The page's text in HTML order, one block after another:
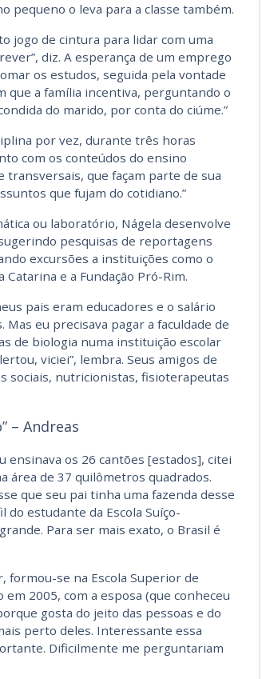
pequeno o leva para a classe também.
jogo de cintura para lidar com uma
diz. A esperança de um emprego
os estudos, seguida pela vontade
que a família incentiva, perguntando o
do marido, por conta do ciúme.”
por vez, durante três horas
com os conteúdos do ensino
transversais, que façam parte de sua
que fujam do cotidiano.”
ou laboratório, Nágela desenvolve
pesquisas de reportagens
excursões a instituições como o
e a Fundação Pró-Rim.
pais eram educadores e o salário
eu precisava pagar a faculdade de
de biologia numa instituição escolar
viciei”, lembra. Seus amigos de
sociais, nutricionistas, fisioterapeutas
– Andreas
ensinava os 26 cantões [estados], citei
área de 37 quilômetros quadrados.
que seu pai tinha uma fazenda desse
estudante da Escola Suíço-
Para ser mais exato, o Brasil é
formou-se na Escola Superior de
2005, com a esposa (que conheceu
gosta do jeito das pessoas e do
perto deles. Interessante essa
Dificilmente me perguntariam